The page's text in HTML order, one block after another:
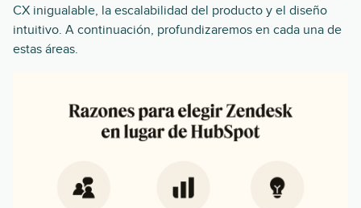
CX inigualable, la escalabilidad del producto y el diseño
intuitivo. A continuación, profundizaremos en cada una de
estas áreas.